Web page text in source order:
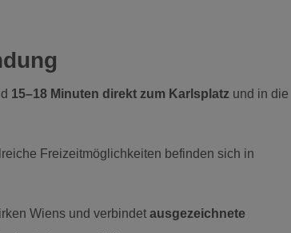
15–18 Minuten direkt zum Karlsplatz und in die
Freizeitmöglichkeiten befinden sich in
Wiens und verbindet ausgezeichnete